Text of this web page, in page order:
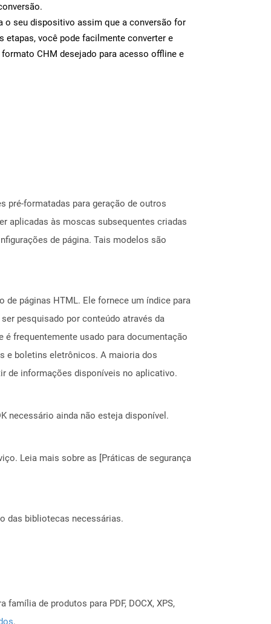
o seu dispositivo assim que a conversão for
etapas, você pode facilmente converter e
CHM desejado para acesso offline e
pré-formatadas para geração de outros
aplicadas às moscas subsequentes criadas
de página. Tais modelos são
páginas HTML. Ele fornece um índice para
pesquisado por conteúdo através da
frequentemente usado para documentação
e boletins eletrônicos. A maioria dos
de informações disponíveis no aplicativo.
necessário ainda não esteja disponível.
Leia mais sobre as [Práticas de segurança
das bibliotecas necessárias.
de produtos para PDF, DOCX, XPS,
.